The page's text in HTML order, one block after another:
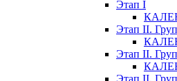
Этап I
Этап II.
Этап II.
Этап II.